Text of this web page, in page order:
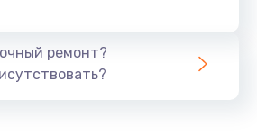
Заказать
ремонт?